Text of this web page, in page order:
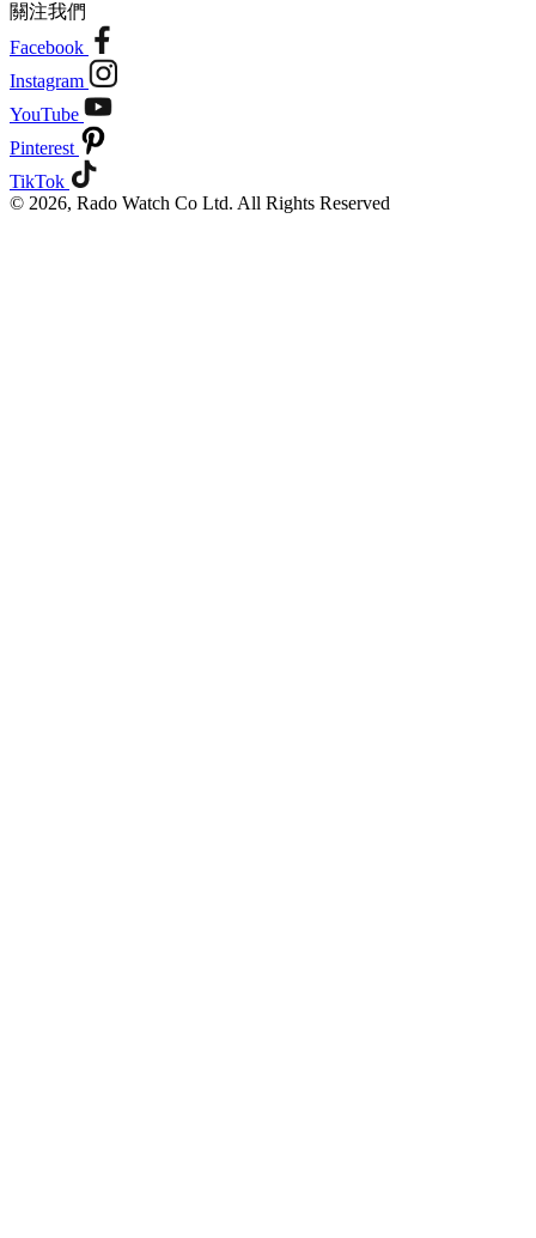
關注我們
Facebook
Instagram
YouTube
Pinterest
TikTok
© 2026, Rado Watch Co Ltd. All Rights Reserved